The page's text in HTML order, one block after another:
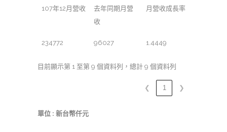
107年12月營收
去年同期月營
收
月營收成長率
234772 96027 1.4449
目前顯示第 1 至第 9 個資料列，總計 9 個資料列
❮ 1 ❯
單位 : 新台幣仟元